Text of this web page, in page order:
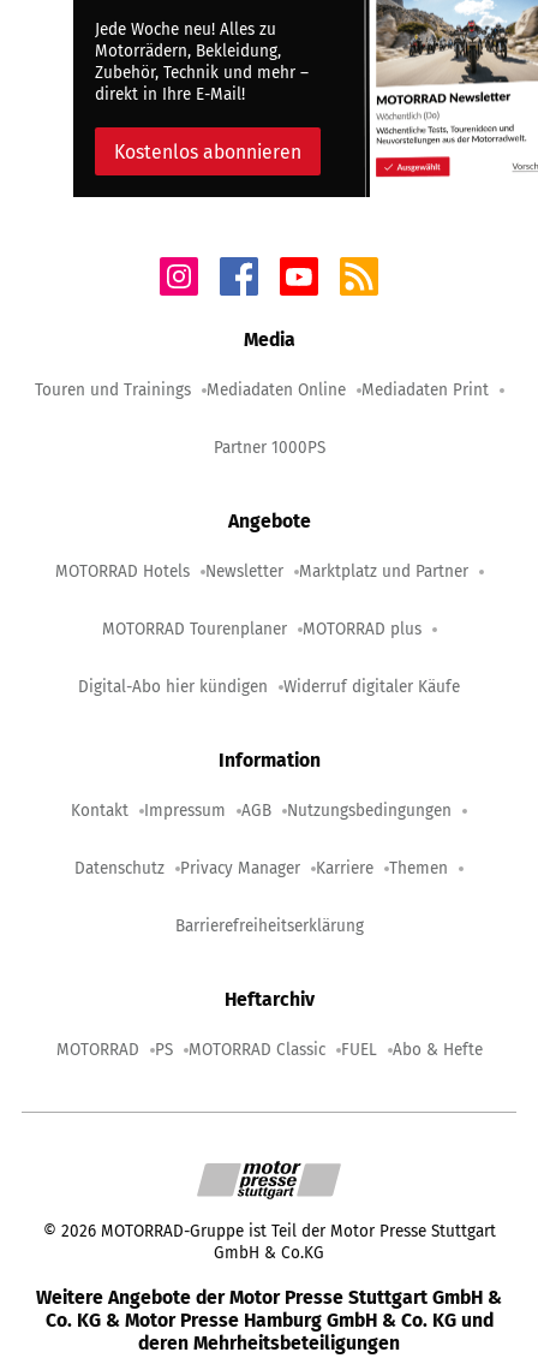
Jede Woche neu! Alles zu
Motorrädern, Bekleidung,
Zubehör, Technik und mehr –
direkt in Ihre E-Mail!
Kostenlos abonnieren
Media
Touren und Trainings Mediadaten Online Mediadaten Print
Partner 1000PS
Angebote
MOTORRAD Hotels Newsletter Marktplatz und Partner
MOTORRAD Tourenplaner MOTORRAD plus
Digital-Abo hier kündigen Widerruf digitaler Käufe
Information
Kontakt Impressum AGB Nutzungsbedingungen
Datenschutz Privacy Manager Karriere Themen
Barrierefreiheitserklärung
Heftarchiv
MOTORRAD PS MOTORRAD Classic FUEL Abo & Hefte
© 2026 MOTORRAD-Gruppe ist Teil der Motor Presse Stuttgart
GmbH & Co.KG
Weitere Angebote der Motor Presse Stuttgart GmbH &
Co. KG & Motor Presse Hamburg GmbH & Co. KG und
deren Mehrheitsbeteiligungen